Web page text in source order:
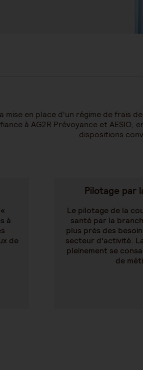
en place d'un régime de frais
à AG2R Prévoyance et
dispositions
à
de
Pilotage par
Le pilotage de la
santé par la
plus près des
secteur d’activité.
pleinement se
de